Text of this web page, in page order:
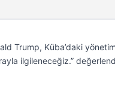
Trump, Küba’daki
ilgileneceğiz.”